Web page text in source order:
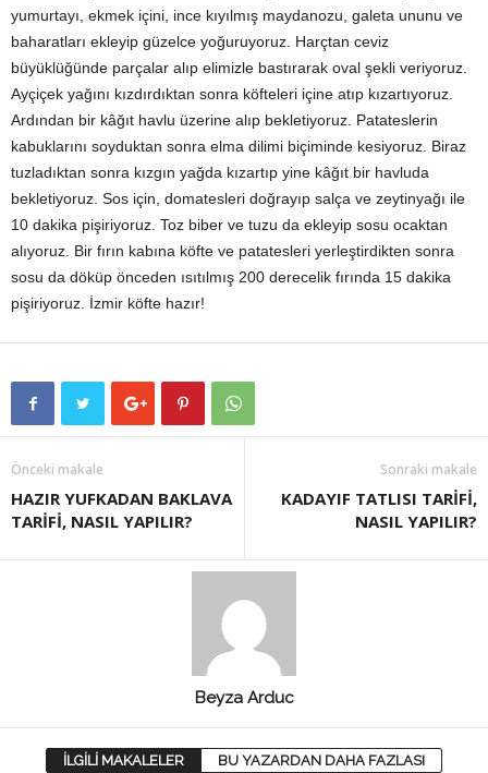
yumurtayı, ekmek içini, ince kıyılmış maydanozu, galeta ununu ve
baharatları ekleyip güzelce yoğuruyoruz. Harçtan ceviz
büyüklüğünde parçalar alıp elimizle bastırarak oval şekli veriyoruz.
Ayçiçek yağını kızdırdıktan sonra köfteleri içine atıp kızartıyoruz.
Ardından bir kâğıt havlu üzerine alıp bekletiyoruz. Patateslerin
kabuklarını soyduktan sonra elma dilimi biçiminde kesiyoruz. Biraz
tuzladıktan sonra kızgın yağda kızartıp yine kâğıt bir havluda
bekletiyoruz. Sos için, domatesleri doğrayıp salça ve zeytinyağı ile
10 dakika pişiriyoruz. Toz biber ve tuzu da ekleyip sosu ocaktan
alıyoruz. Bir fırın kabına köfte ve patatesleri yerleştirdikten sonra
sosu da döküp önceden ısıtılmış 200 derecelik fırında 15 dakika
pişiriyoruz. İzmir köfte hazır!
Önceki makale
HAZIR YUFKADAN BAKLAVA
TARİFİ, NASIL YAPILIR?
Sonraki makale
KADAYIF TATLISI TARİFİ,
NASIL YAPILIR?
Beyza Arduc
İLGİLİ MAKALELER BU YAZARDAN DAHA FAZLASI